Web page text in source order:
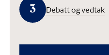
3 Debatt og vedtak